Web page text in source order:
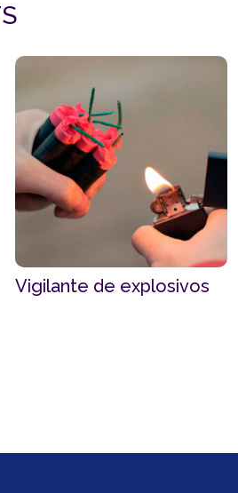
Vigilante de explosivos